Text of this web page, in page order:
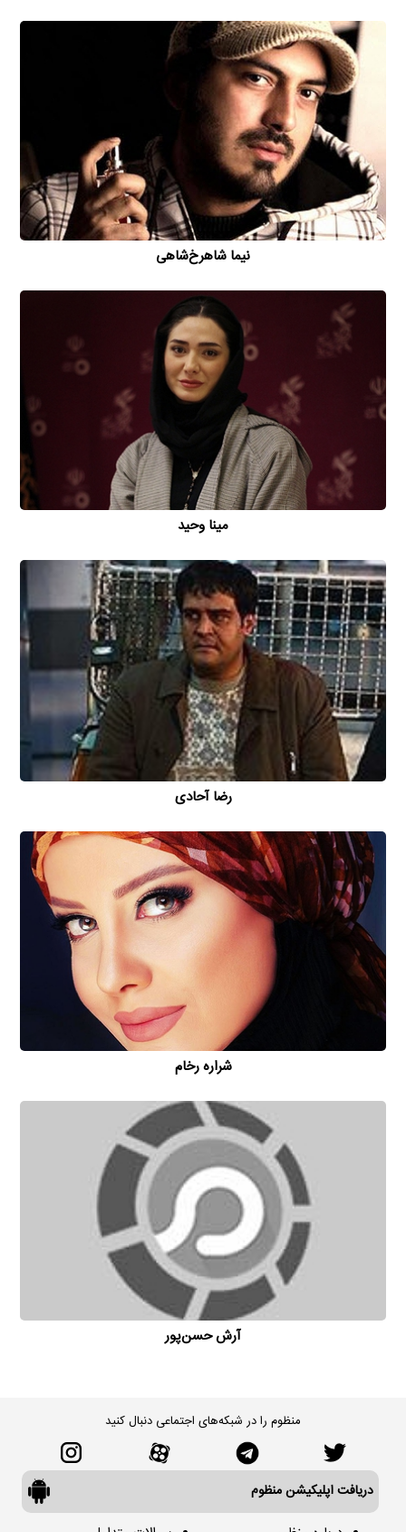
نیما شاهرخ‌شاهی
مینا وحید
رضا آحادی
شراره رخام
آرش حسن‌پور
منظوم را در شبکه‌های اجتماعی دنبال کنید
دریافت اپلیکیشن منظوم